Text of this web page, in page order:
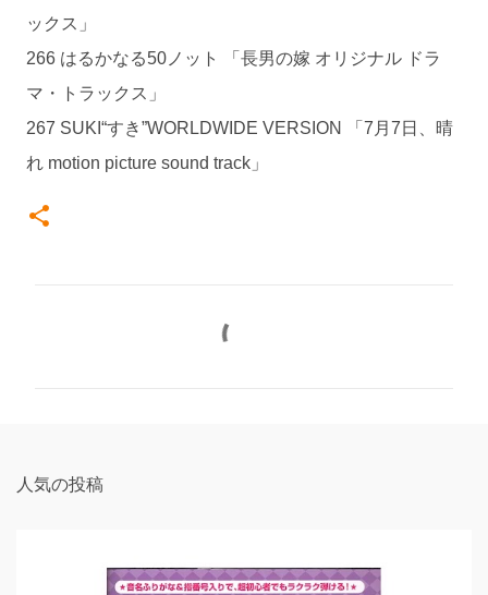
ックス」
266 はるかなる50ノット 「長男の嫁 オリジナル ドラ
マ・トラックス」
267 SUKI“すき”WORLDWIDE VERSION 「7月7日、晴
れ motion picture sound track」
人気の投稿